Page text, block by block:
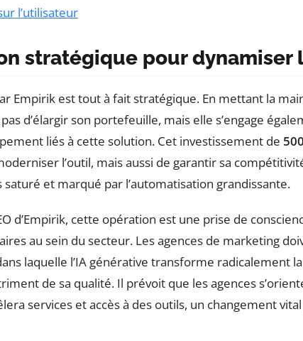
l’utilisateur
stratégique pour dynamiser
Empirik est tout à fait stratégique. En mettant la
d’élargir son portefeuille, mais elle s’engage
liés à cette solution. Cet investissement de
l’outil, mais aussi de garantir sa
saturé et marqué par l’automatisation grandissante.
d’Empirik, cette opération est une prise de
au sein du secteur. Les agences de marketing
laquelle l’IA générative transforme radicalement
de sa qualité. Il prévoit que les agences
services et accès à des outils, un changement